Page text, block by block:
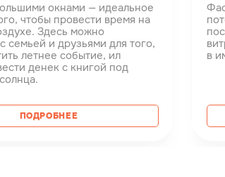
окнами — идеальное
чтобы провести время на
Здесь можно
семьей и друзьями для того,
летнее событие, ил
денек с книгой под
ПОДРОБНЕЕ
в